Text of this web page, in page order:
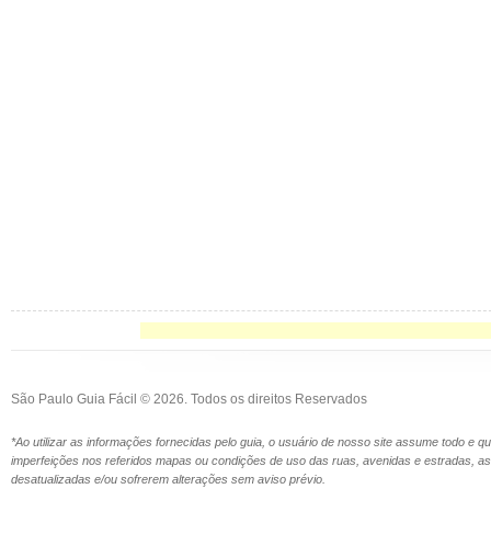
São Paulo Guia Fácil © 2026. Todos os direitos Reservados
*Ao utilizar as informações fornecidas pelo guia, o usuário de nosso site assume todo e
imperfeições nos referidos mapas ou condições de uso das ruas, avenidas e estradas,
desatualizadas e/ou sofrerem alterações sem aviso prévio.